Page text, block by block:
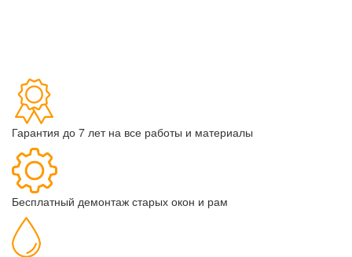
Гарантия до 7 лет на все работы и материалы
Бесплатный демонтаж старых окон и рам